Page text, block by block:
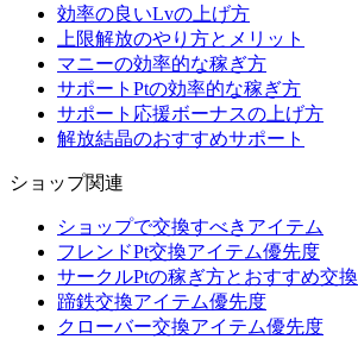
効率の良いLvの上げ方
上限解放のやり方とメリット
マニーの効率的な稼ぎ方
サポートPtの効率的な稼ぎ方
サポート応援ボーナスの上げ方
解放結晶のおすすめサポート
ショップ関連
ショップで交換すべきアイテム
フレンドPt交換アイテム優先度
サークルPtの稼ぎ方とおすすめ交換
蹄鉄交換アイテム優先度
クローバー交換アイテム優先度